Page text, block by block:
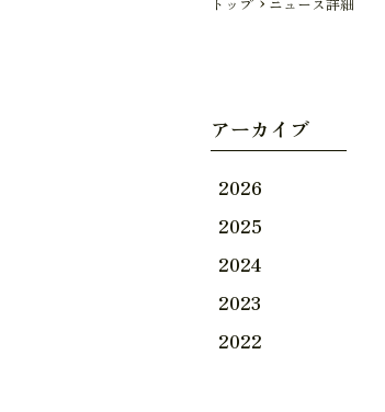
アーカイブ
2026
2025
2024
2023
2022